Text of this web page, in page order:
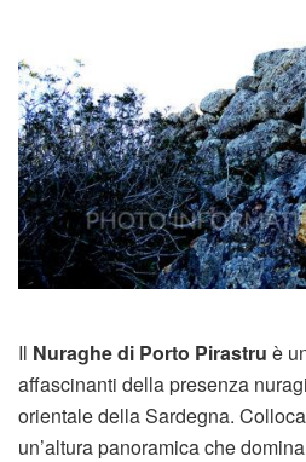
Il Nuraghe di Porto Pirastru è
affascinanti della presenza
orientale della Sardegna.
un’altura panoramica che